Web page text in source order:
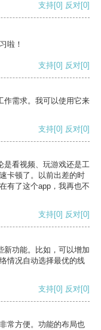
支持[0] 反对[0]
啦！
支持[0] 反对[0]
作需求。我可以使用它来
支持[0] 反对[0]
是看视频、玩游戏还是工
卡顿了。以前出差的时
有了这个app，我再也不
支持[0] 反对[0]
新功能。比如，可以增加
情况自动选择最优的线
支持[0] 反对[0]
常方便。功能的布局也